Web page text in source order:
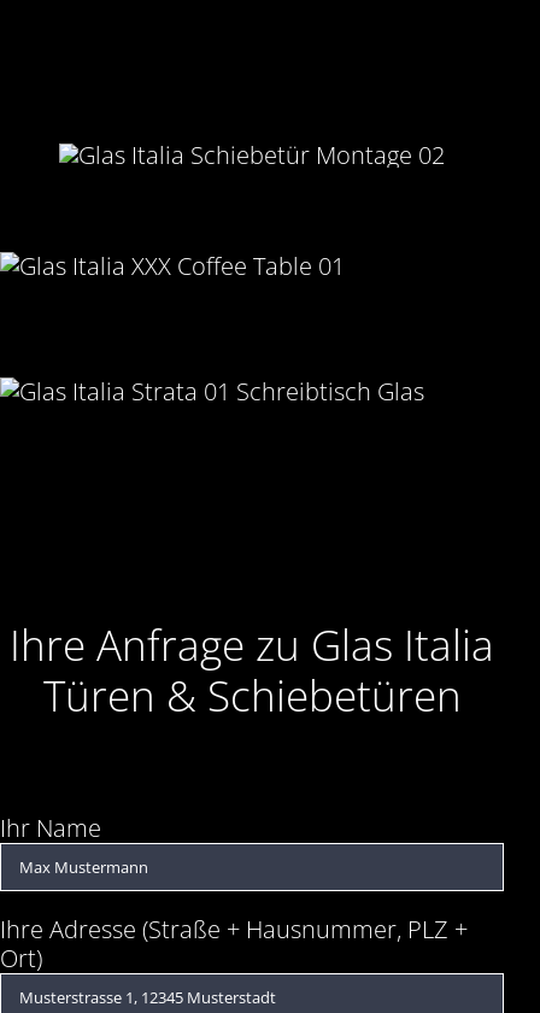
Ihre Anfrage zu Glas Italia
Türen & Schiebetüren
Ihr Name
Ihre Adresse (Straße + Hausnummer, PLZ +
Ort)